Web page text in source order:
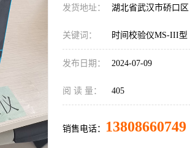
发货地址： 湖北省武汉市硚口区
关键词： 时间校验仪MS-III型
发布日期： 2024-07-09
阅 读 量： 405
销售电话： 13808660749